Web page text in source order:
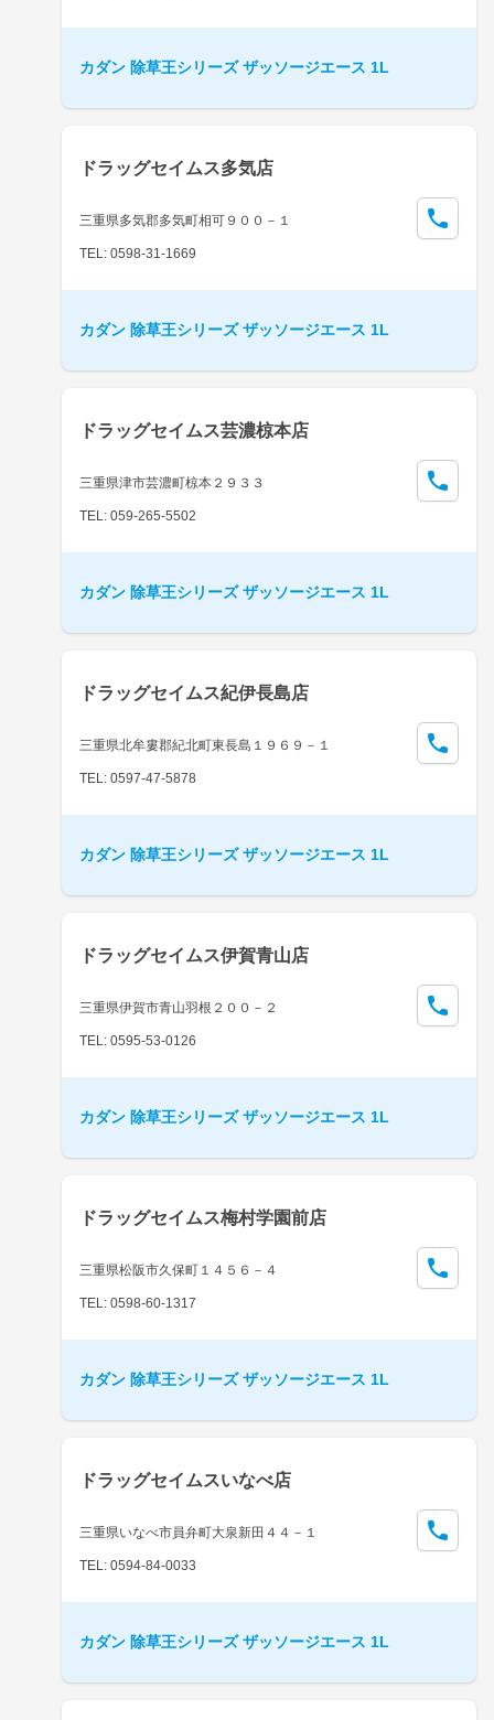
カダン 除草王シリーズ ザッソージエース 1L
ドラッグセイムス多気店
三重県多気郡多気町相可９００－１
TEL: 0598-31-1669
カダン 除草王シリーズ ザッソージエース 1L
ドラッグセイムス芸濃椋本店
三重県津市芸濃町椋本２９３３
TEL: 059-265-5502
カダン 除草王シリーズ ザッソージエース 1L
ドラッグセイムス紀伊長島店
三重県北牟婁郡紀北町東長島１９６９－１
TEL: 0597-47-5878
カダン 除草王シリーズ ザッソージエース 1L
ドラッグセイムス伊賀青山店
三重県伊賀市青山羽根２００－２
TEL: 0595-53-0126
カダン 除草王シリーズ ザッソージエース 1L
ドラッグセイムス梅村学園前店
三重県松阪市久保町１４５６－４
TEL: 0598-60-1317
カダン 除草王シリーズ ザッソージエース 1L
ドラッグセイムスいなべ店
三重県いなべ市員弁町大泉新田４４－１
TEL: 0594-84-0033
カダン 除草王シリーズ ザッソージエース 1L